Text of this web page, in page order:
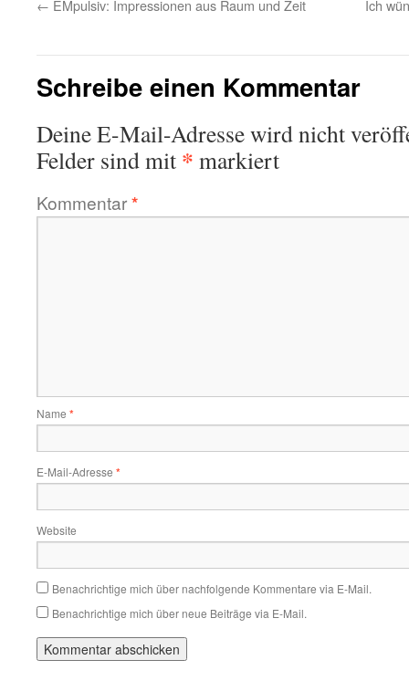
← EMpulsiv: Impressionen aus Raum und Zeit Ich
Schreibe einen Kommentar
Deine E-Mail-Adresse wird nicht
Felder sind mit * markiert
Kommentar*
Name *
E-Mail-Adresse *
Website
Benachrichtige mich über nachfolgende Kommentare via E-Mail.
Benachrichtige mich über neue Beiträge via E-Mail.